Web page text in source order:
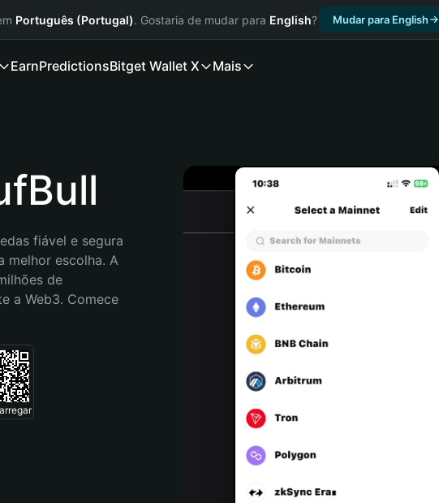
Português (Portugal). Gostaria de mudar para English? Mudar para English
EarnPredictionsBitget Wallet X Mais
fiável e segura
melhor escolha. A
de
a Web3. Comece